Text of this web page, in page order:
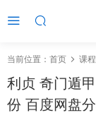
当前位置： 首页 课
利贞 奇门遁
份 百度网盘